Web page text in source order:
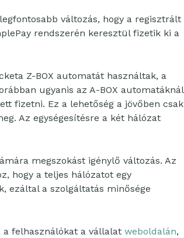
változás, hogy a regisztrált
rendszerén keresztül fizetik ki a
Z-BOX automatát használtak, a
ugyanis az A-BOX automatáknál
fizetni. Ez a lehetőség a jövőben csak
Az egységesítésre a két hálózat
megszokást igénylő változás. Az
hogy a teljes hálózatot egy
ezáltal a szolgáltatás minősége
a felhasználókat a vállalat weboldalán,